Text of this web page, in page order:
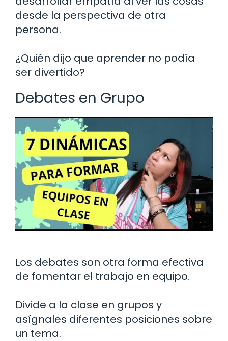
desde la perspectiva de otra
persona.
¿Quién dijo que aprender no podía
ser divertido?
Debates en Grupo
Los debates son otra forma efectiva
de fomentar el trabajo en equipo.
Divide a la clase en grupos y
asígnales diferentes posiciones sobre
un tema.